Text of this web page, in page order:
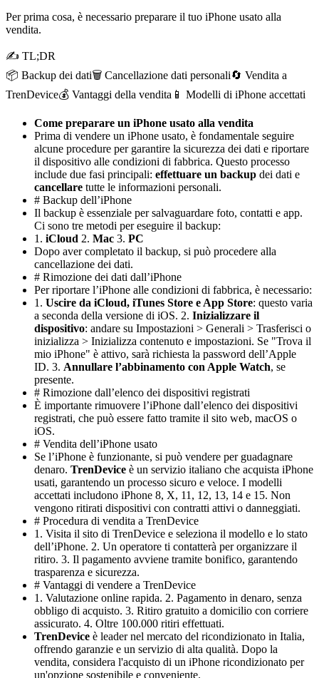
Per prima cosa, è necessario preparare il tuo iPhone usato alla
vendita.
✍ TL;DR
📦 Backup dei dati🗑️ Cancellazione dati personali🔄 Vendita a
TrenDevice💰 Vantaggi della vendita 📱 Modelli di iPhone accettati
Come preparare un iPhone usato alla vendita
Prima di vendere un iPhone usato, è fondamentale seguire
alcune procedure per garantire la sicurezza dei dati e riportare
il dispositivo alle condizioni di fabbrica. Questo processo
include due fasi principali: effettuare un backup dei dati e
cancellare tutte le informazioni personali.
# Backup dell’iPhone
Il backup è essenziale per salvaguardare foto, contatti e app.
Ci sono tre metodi per eseguire il backup:
1. iCloud 2. Mac 3. PC
Dopo aver completato il backup, si può procedere alla
cancellazione dei dati.
# Rimozione dei dati dall’iPhone
Per riportare l’iPhone alle condizioni di fabbrica, è necessario:
1. Uscire da iCloud, iTunes Store e App Store: questo varia
a seconda della versione di iOS. 2. Inizializzare il
dispositivo: andare su Impostazioni > Generali > Trasferisci o
inizializza > Inizializza contenuto e impostazioni. Se "Trova il
mio iPhone" è attivo, sarà richiesta la password dell’Apple
ID. 3. Annullare l’abbinamento con Apple Watch, se
presente.
# Rimozione dall’elenco dei dispositivi registrati
È importante rimuovere l’iPhone dall’elenco dei dispositivi
registrati, che può essere fatto tramite il sito web, macOS o
iOS.
# Vendita dell’iPhone usato
Se l’iPhone è funzionante, si può vendere per guadagnare
denaro. TrenDevice è un servizio italiano che acquista iPhone
usati, garantendo un processo sicuro e veloce. I modelli
accettati includono iPhone 8, X, 11, 12, 13, 14 e 15. Non
vengono ritirati dispositivi con contratti attivi o danneggiati.
# Procedura di vendita a TrenDevice
1. Visita il sito di TrenDevice e seleziona il modello e lo stato
dell’iPhone. 2. Un operatore ti contatterà per organizzare il
ritiro. 3. Il pagamento avviene tramite bonifico, garantendo
trasparenza e sicurezza.
# Vantaggi di vendere a TrenDevice
1. Valutazione online rapida. 2. Pagamento in denaro, senza
obbligo di acquisto. 3. Ritiro gratuito a domicilio con corriere
assicurato. 4. Oltre 100.000 ritiri effettuati.
TrenDevice è leader nel mercato del ricondizionato in Italia,
offrendo garanzie e un servizio di alta qualità. Dopo la
vendita, considera l'acquisto di un iPhone ricondizionato per
un'opzione sostenibile e conveniente.